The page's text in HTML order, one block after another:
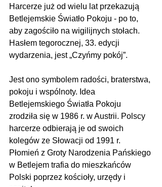
Harcerze już od wielu lat przekazują
Betlejemskie Światło Pokoju - po to,
aby zagościło na wigilijnych stołach.
Hasłem tegorocznej, 33. edycji
wydarzenia, jest „Czyńmy pokój”.
Jest ono symbolem radości, braterstwa,
pokoju i wspólnoty. Idea
Betlejemskiego Światła Pokoju
zrodziła się w 1986 r. w Austrii. Polscy
harcerze odbierają je od swoich
kolegów ze Słowacji od 1991 r.
Płomień z Groty Narodzenia Pańskiego
w Betlejem trafia do mieszkańców
Polski poprzez kościoły, urzędy i